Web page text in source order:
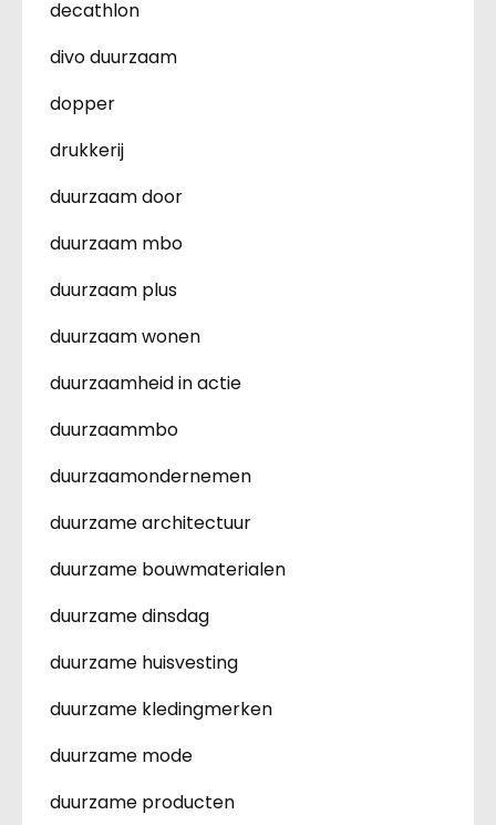
decathlon
divo duurzaam
dopper
drukkerij
duurzaam door
duurzaam mbo
duurzaam plus
duurzaam wonen
duurzaamheid in actie
duurzaammbo
duurzaamondernemen
duurzame architectuur
duurzame bouwmaterialen
duurzame dinsdag
duurzame huisvesting
duurzame kledingmerken
duurzame mode
duurzame producten